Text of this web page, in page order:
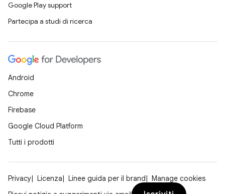
Google Play support
Partecipa a studi di ricerca
Android
Chrome
Firebase
Google Cloud Platform
Tutti i prodotti
Privacy Licenza Linee guida per il brand
Manage cookies